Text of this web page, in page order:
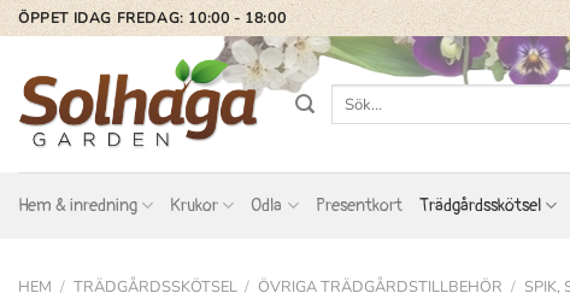
Skip
to
content
ÖPPET IDAG FREDAG: 10:00 - 18:00
Sök
Hem & inredning Krukor Odla Presentkort Trädgårdsskötsel
HEM / TRÄDGÅRDSSKÖTSEL / ÖVRIGA TRÄDGÅRDSTILLBEHÖR / SPIK,